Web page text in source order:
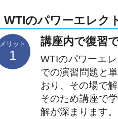
WTIのパワーエレク
メリット
1
講座内で復習
WTIのパワーエ
での演習問題と
おり、その場で
そのため講座で
解が深まります。